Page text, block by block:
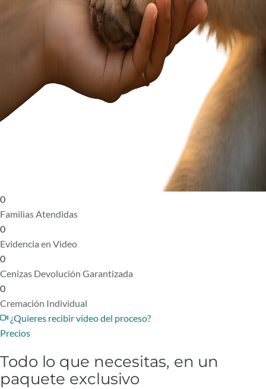
0
Familias Atendidas
0
Evidencia en Video
0
Cenizas Devolución Garantizada
0
Cremación Individual
¿Quieres recibir video del proceso?
Precios
Todo lo que necesitas, en un
paquete exclusivo